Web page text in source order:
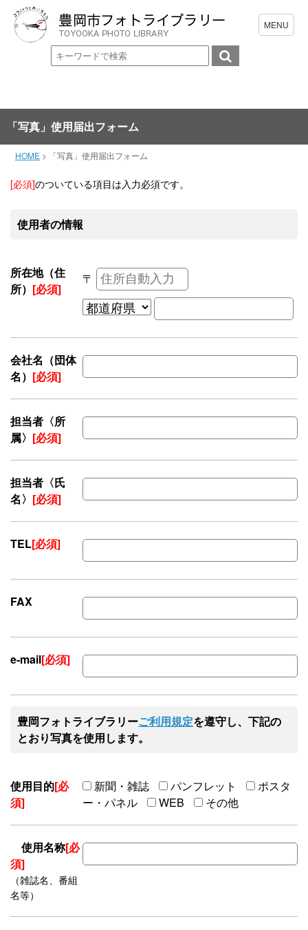
「写真」使用届出フォーム
HOME > 「写真」使用届出フォーム
[必須]のついている項目は入力必須です。
使用者の情報
所在地（住
所） [必須]
〒
会社名（団体
名） [必須]
担当者〈所
属〉 [必須]
担当者〈氏
名〉 [必須]
TEL[必須]
FAX
e-mail[必須]
豊岡フォトライブラリーご利用規定を遵守し、下記の
とおり写真を使用します。
使用目的[必
須]
新聞・雑誌 パンフレット
ポスタ
ー・パネル
WEB その他
使用名称[必
須]
（雑誌名、番組
名等）